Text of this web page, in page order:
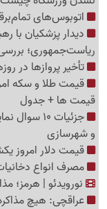
اتوبوس‌های
دیدار پزشکیان با
ریاست‌جمهوری؛
تأخیر پروازها در
قیمت ها + جدول
جزئیات
و شهرسازی
قیمت دلار امروز یکشنبه 18 مرداد 1405؛
مصرف انواع دخانیات عامل 40 درصد
نورویدئو | هرمز؛
عراقچی: هیچ